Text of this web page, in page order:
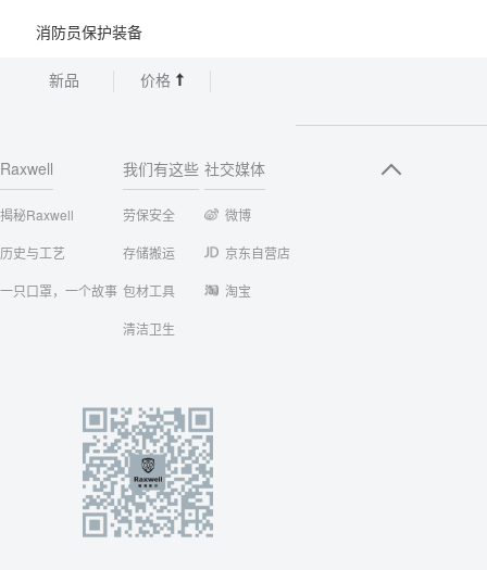
消防员保护装备
新品 价格
Raxwell
揭秘Raxwell
历史与工艺
一只口罩，一个故事
我们有这些
劳保安全
存储搬运
包材工具
清洁卫生
社交媒体
微博
京东自营店
淘宝